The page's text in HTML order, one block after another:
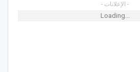
- الإعلانات -
Loading...